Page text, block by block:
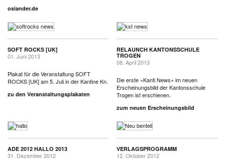
osiander.de
SOFT ROCKS [UK]
01. Juni 2013
Plakat für die Veranstaltung SOFT
ROCKS [UK] am 5. Juli in der Kantine Kn.
zu den Veranstaltungsplakaten
RELAUNCH KANTONSSCHULE
TROGEN
08. April 2013
Die erste »Kanti News« im neuen
Erscheinungsbild der Kantonsschule
Trogen ist erschienen.
zum neuen Erscheinungsbild
ADE 2012 HALLO 2013
31. Dezember 2012
VERLAGSPROGRAMM
12. Oktober 2012